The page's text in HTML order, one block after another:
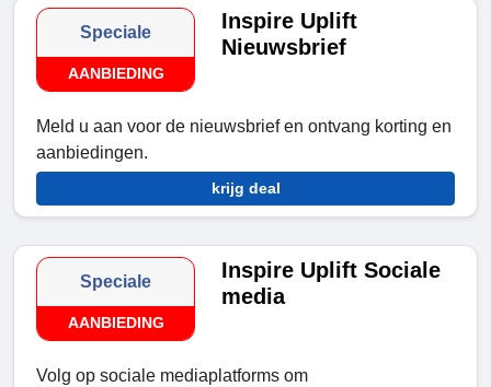
Speciale
AANBIEDING
Inspire Uplift
Nieuwsbrief
Meld u aan voor de nieuwsbrief en ontvang korting en
aanbiedingen.
krijg deal
Speciale
AANBIEDING
Inspire Uplift Sociale
media
Volg op sociale mediaplatforms om